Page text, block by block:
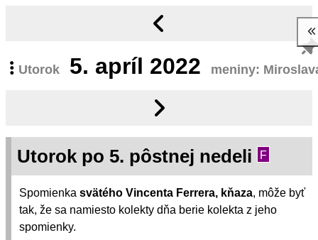
Utorok 5. apríl 2022 meniny:
Utorok po 5. pôstnej nedeli F
Spomienkasvätého Vincenta Ferrera, kňaza, môže byť
tak, že sa namiesto kolekty dňa berie kolekta z jeho
spomienky.